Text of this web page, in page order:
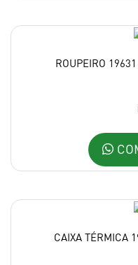
ROUPEIRO
CAIXA TÉRMICA